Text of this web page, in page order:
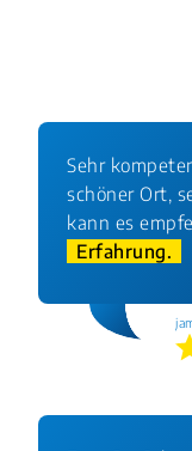
Sehr
schöner Ort,
kann es
Erfahrung.